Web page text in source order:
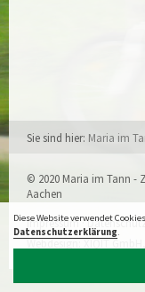
Diese Website verwendet
Datenschutzerklärung.
Sie sind hier: Maria im
© 2020 Maria im Tann -
Aachen
Impressum·
Webdesign:XIQIT GmbH,